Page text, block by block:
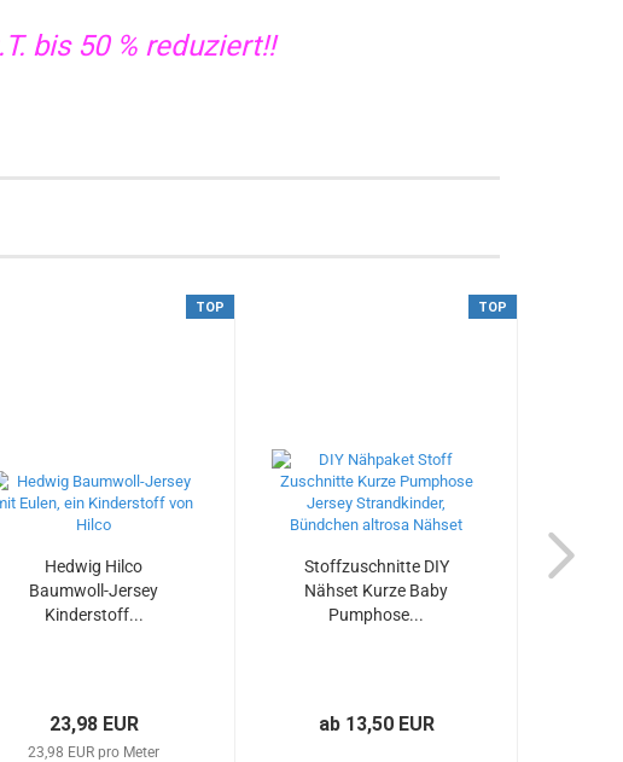
bis 50 % reduziert!!
TOP
Hedwig Hilco
Baumwoll-Jersey
Kinderstoff...
23,98 EUR
23,98 EUR pro Meter
TOP
Stoffzuschnitte DIY
Nähset Kurze Baby
Pumphose...
ab 13,50 EUR